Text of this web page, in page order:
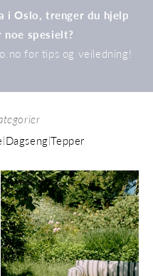
i Oslo, trenger du hjelp
spesielt?
for tips og veiledning!
Dagseng |Tepper
Puff
Outdoor
Hocker
Teak